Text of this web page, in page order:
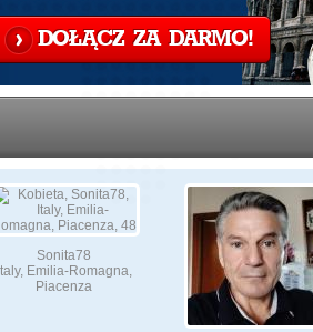
DOŁĄCZ ZA DARMO!
Sonita78
Italy, Emilia-Romagna,
Piacenza